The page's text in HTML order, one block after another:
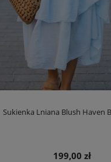
Sukienka Lniana Blush Haven
199,00 zł